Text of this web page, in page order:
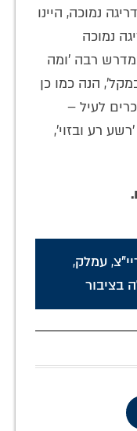
נמוכה, היינו
נמוכה
רבה 'ומה
הנה כמו כן
לעיל –
רע ובזוי',
, עמלק,
בציבור